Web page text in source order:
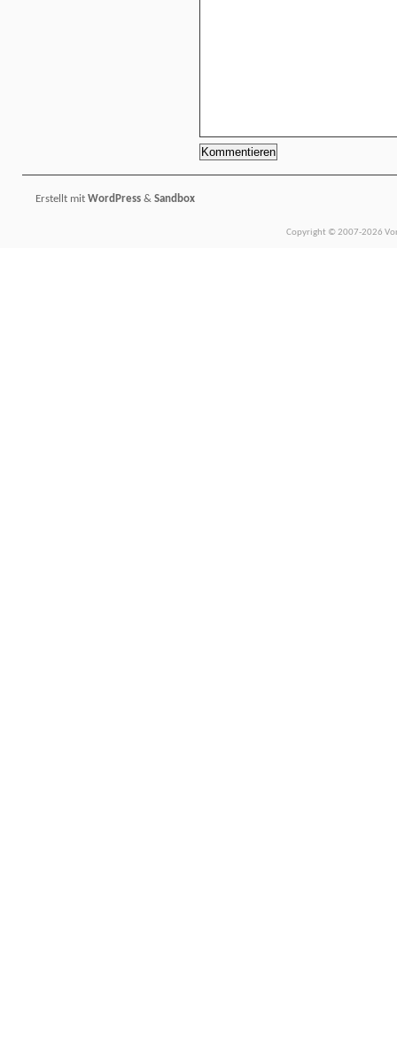
Erstellt mit WordPress & Sandbox
Copyright © 2007-2026